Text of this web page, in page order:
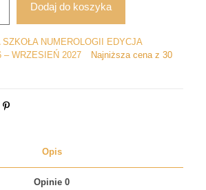
Dodaj do koszyka
SZKOŁA NUMEROLOGII EDYCJA
– WRZESIEŃ 2027
Najniższa cena z 30
Opis
Opinie 0